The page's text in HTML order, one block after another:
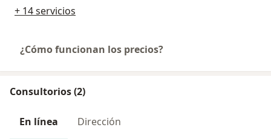
+ 14 servicios
¿Cómo funcionan los precios?
Consultorios (2)
En línea Dirección